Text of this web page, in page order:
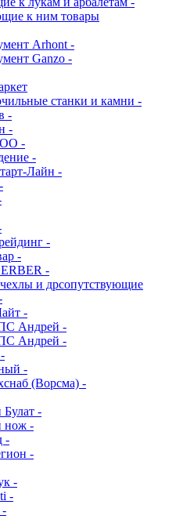
к ним товары
Arhont -
Ganzo -
станки и камни -
-
-
-
-
Лайн -
-
-
-
и дрсопутствующие
-
Андрей -
Андрей -
-
(Ворсма) -
Булат -
нож -
-
-
-
-
-